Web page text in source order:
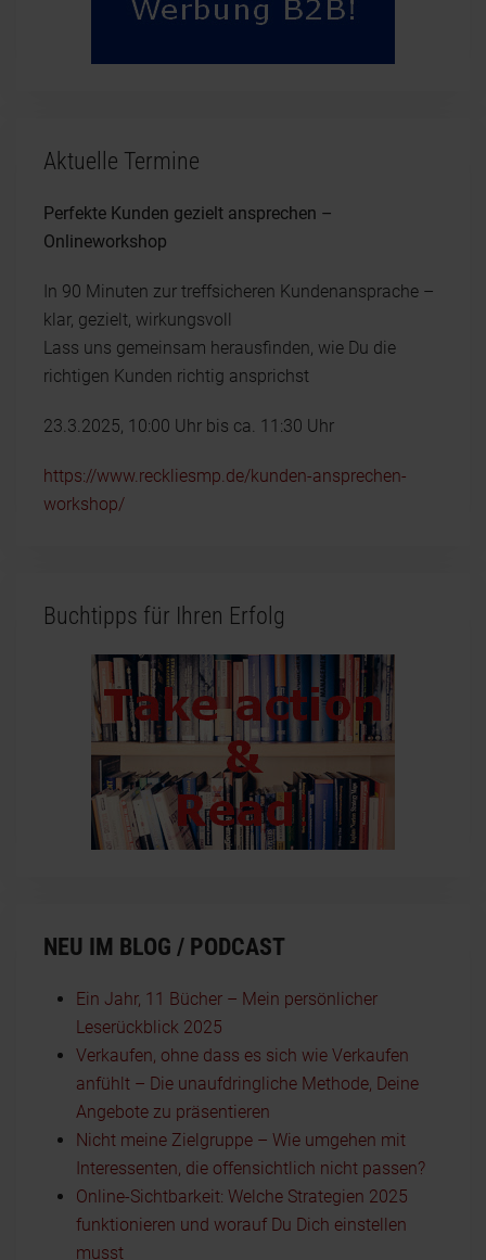
Aktuelle Termine
Perfekte Kunden gezielt ansprechen –
Onlineworkshop
In 90 Minuten zur treffsicheren Kundenansprache –
klar, gezielt, wirkungsvoll
Lass uns gemeinsam herausfinden, wie Du die
richtigen Kunden richtig ansprichst
23.3.2025, 10:00 Uhr bis ca. 11:30 Uhr
https://www.reckliesmp.de/kunden-ansprechen-
workshop/
Buchtipps für Ihren Erfolg
NEU IM BLOG / PODCAST
Ein Jahr, 11 Bücher – Mein persönlicher
Leserückblick 2025
Verkaufen, ohne dass es sich wie Verkaufen
anfühlt – Die unaufdringliche Methode, Deine
Angebote zu präsentieren
Nicht meine Zielgruppe – Wie umgehen mit
Interessenten, die offensichtlich nicht passen?
Online-Sichtbarkeit: Welche Strategien 2025
funktionieren und worauf Du Dich einstellen
musst